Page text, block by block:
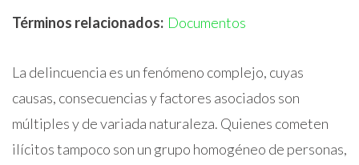
Términos relacionados: Documentos
La delincuencia es un fenómeno complejo, cuyas
causas, consecuencias y factores asociados son
múltiples y de variada naturaleza. Quienes cometen
ilícitos tampoco son un grupo homogéneo de personas,